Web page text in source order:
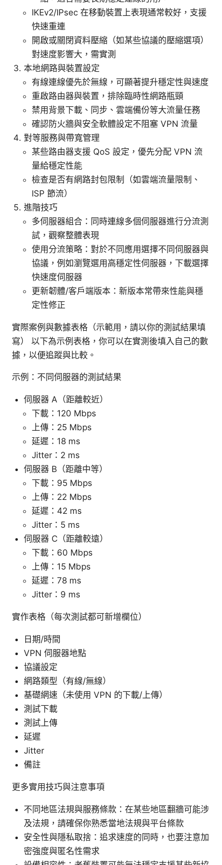
IKEv2/IPsec 在移動裝置上表現通常較好，支援
快速重連
開啟或關閉資料壓縮（如某些協議的壓縮選項）
對速度影響大，需實測
本地網路與裝置設定
有線連線優先於無線，可顯著提升穩定性與速度
重啟路由器與裝置，排除臨時性網路瓶頸
禁用背景下載、同步、雲端備份等大流量任務
確認防火牆與安全軟體設定不阻塞 VPN 流量
對等服務與帶寬管理
某些路由器支援 QoS 設定，優先分配 VPN 流
量給穩定性能
檢查是否有網路封包限制（如雲端流量限制、
ISP 節流）
進階技巧
多伺服器組合：同時連線多個伺服器進行分流測
試，觀察整體表現
使用分流策略：對於不同應用選擇不同伺服器與
協議，例如瀏覽選用高穩定性伺服器，下載選擇
快速度伺服器
更新韌體/客戶端版本：新版本常帶來性能與穩
定性修正
實際案例與數據表格（示範用，請以你的測試結果填
寫） 以下為示例表格，你可以在實測後填入自己的數
據，以便追蹤與比較。
示例：不同伺服器的測試結果
伺服器 A（距離較近）
下載：120 Mbps
上傳：25 Mbps
延遲：18 ms
Jitter：2 ms
伺服器 B（距離中等）
下載：95 Mbps
上傳：22 Mbps
延遲：42 ms
Jitter：5 ms
伺服器 C（距離較遠）
下載：60 Mbps
上傳：15 Mbps
延遲：78 ms
Jitter：9 ms
實作表格（每次測試都可新增欄位）
日期/時間
VPN 伺服器地點
協議設定
網路類型（有線/無線）
基礎網速（未使用 VPN 的下載/上傳）
測試下載
測試上傳
延遲
Jitter
備註
更多實用技巧與注意事項
不同地區法規與服務條款：在某些地區翻牆可能涉
及法規，請確保你熟悉當地法規與平台條款
安全性與隱私取捨：追求速度的同時，也要注意加
密強度與匿名性需求